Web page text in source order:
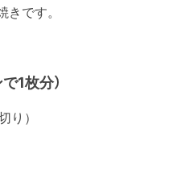
です。
1枚分）
り）